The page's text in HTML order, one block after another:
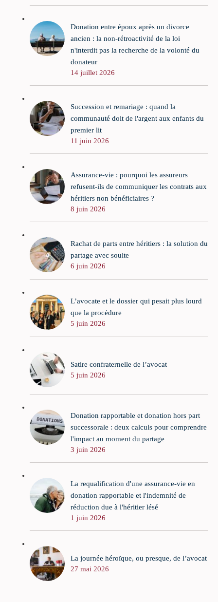
Donation entre époux après un divorce
ancien : la non-rétroactivité de la loi
n'interdit pas la recherche de la volonté du
donateur
14 juillet 2026
Succession et remariage : quand la
communauté doit de l'argent aux enfants du
premier lit
11 juin 2026
Assurance-vie : pourquoi les assureurs
refusent-ils de communiquer les contrats aux
héritiers non bénéficiaires ?
8 juin 2026
Rachat de parts entre héritiers : la solution du
partage avec soulte
6 juin 2026
L’avocate et le dossier qui pesait plus lourd
que la procédure
5 juin 2026
Satire confraternelle de l’avocat
5 juin 2026
Donation rapportable et donation hors part
successorale : deux calculs pour comprendre
l'impact au moment du partage
3 juin 2026
La requalification d'une assurance-vie en
donation rapportable et l'indemnité de
réduction due à l'héritier lésé
1 juin 2026
La journée héroïque, ou presque, de l’avocat
27 mai 2026